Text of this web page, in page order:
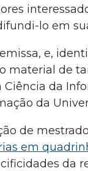
lo em
e,
material de
Ciência da
da
de
em
da